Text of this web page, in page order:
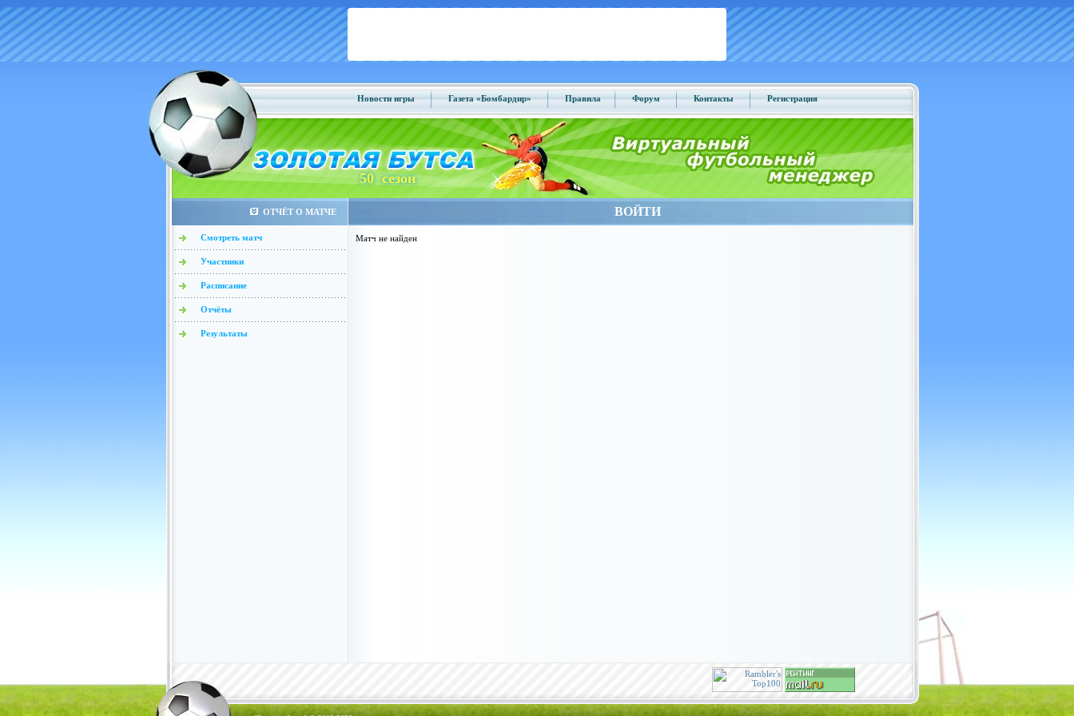
Новости игры Газета «Бомбардир» Правила Форум Контакты Регистрация
50 сезон
ОТЧЁТ О МАТЧЕ
Смотреть матч
Участники
Расписание
Отчёты
Результаты
ВОЙТИ
Матч не найден